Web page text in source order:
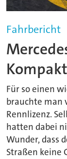
Fahrbericht
Für so einen
brauchte man
Rennlizenz.
hatten dabei
Wunder, dass
Straßen keine